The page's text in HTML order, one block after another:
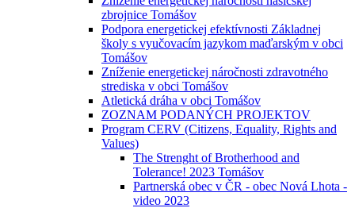
zbrojnice Tomášov
Podpora energetickej efektívnosti Základnej
školy s vyučovacím jazykom maďarským v obci
Tomášov
Zníženie energetickej náročnosti zdravotného
strediska v obci Tomášov
Atletická dráha v obci Tomášov
ZOZNAM PODANÝCH PROJEKTOV
Program CERV (Citizens, Equality, Rights and
Values)
The Strenght of Brotherhood and
Tolerance! 2023 Tomášov
Partnerská obec v ČR - obec Nová Lhota -
video 2023